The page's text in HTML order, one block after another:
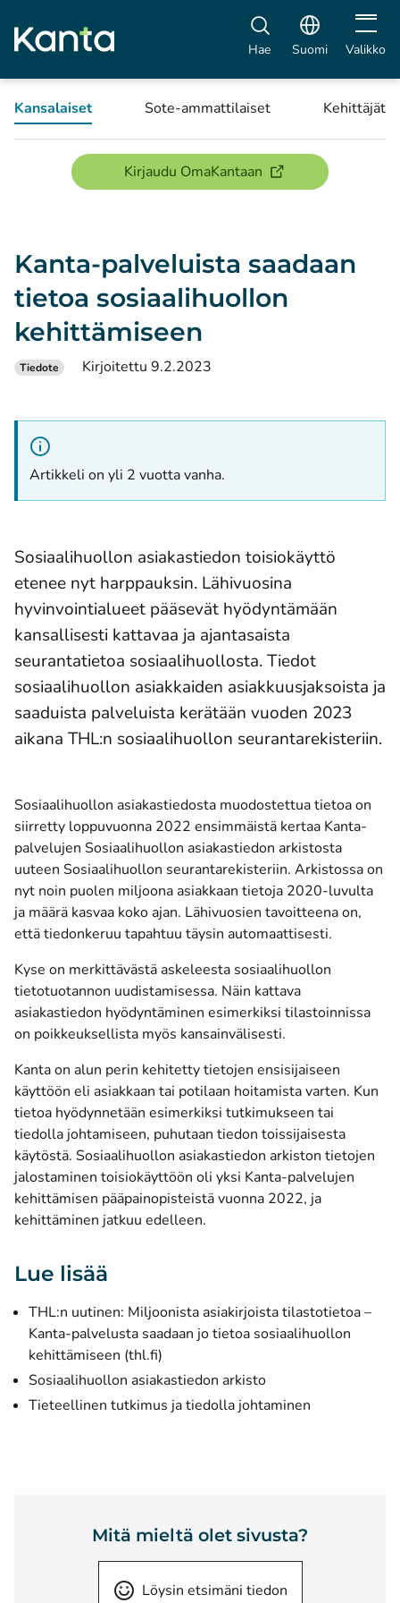
Hae Suomi Avaa
Valikko
Kansalaiset Sote-ammattilaiset Kehittäjät
Kirjaudu OmaKantaan(avautuu uuteen
Kanta-palveluista saadaan
tietoa sosiaalihuollon
kehittämiseen
Tiedote Kirjoitettu 9.2.2023
Artikkeli on yli 2 vuotta vanha.
Sosiaalihuollon asiakastiedon toisiokäyttö
etenee nyt harppauksin. Lähivuosina
hyvinvointialueet pääsevät hyödyntämään
kansallisesti kattavaa ja ajantasaista
seurantatietoa sosiaalihuollosta. Tiedot
sosiaalihuollon asiakkaiden asiakkuusjaksoista ja
saaduista palveluista kerätään vuoden 2023
aikana THL:n sosiaalihuollon seurantarekisteriin.
Sosiaalihuollon asiakastiedosta muodostettua tietoa on
siirretty loppuvuonna 2022 ensimmäistä kertaa Kanta-
palvelujen Sosiaalihuollon asiakastiedon arkistosta
uuteen Sosiaalihuollon seurantarekisteriin. Arkistossa on
nyt noin puolen miljoona asiakkaan tietoja 2020-luvulta
ja määrä kasvaa koko ajan. Lähivuosien tavoitteena on,
että tiedonkeruu tapahtuu täysin automaattisesti.
Kyse on merkittävästä askeleesta sosiaalihuollon
tietotuotannon uudistamisessa. Näin kattava
asiakastiedon hyödyntäminen esimerkiksi tilastoinnissa
on poikkeuksellista myös kansainvälisesti.
Kanta on alun perin kehitetty tietojen ensisijaiseen
käyttöön eli asiakkaan tai potilaan hoitamista varten. Kun
tietoa hyödynnetään esimerkiksi tutkimukseen tai
tiedolla johtamiseen, puhutaan tiedon toissijaisesta
käytöstä. Sosiaalihuollon asiakastiedon arkiston tietojen
jalostaminen toisiokäyttöön oli yksi Kanta-palvelujen
kehittämisen pääpainopisteistä vuonna 2022, ja
kehittäminen jatkuu edelleen.
Lue lisää
​​THL:n uutinen: Miljoonista asiakirjoista tilastotietoa –
Kanta-palvelusta saadaan jo tietoa sosiaalihuollon
kehittämiseen (thl.fi)
Sosiaalihuollon asiakastiedon arkisto
Tieteellinen tutkimus ja tiedolla johtaminen
Mitä mieltä olet sivusta?
Löysin etsimäni tiedon